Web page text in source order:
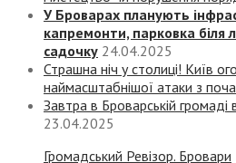
У Броварах планують
капремонти, парковка біля
садочку 24.04.2025
Страшна ніч у столиці! Київ
наймасштабнішої атаки з
Завтра в Броварській громаді
23.04.2025
Громадський Ревізор. Бровари